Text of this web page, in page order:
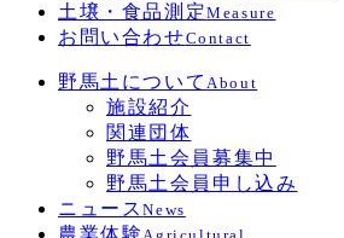
土壌・食品測定Measure
お問い合わせContact
野馬土について About
施設紹介
関連団体
野馬土会員募集中
野馬土会員申し込み
ニュースNews
農業体験